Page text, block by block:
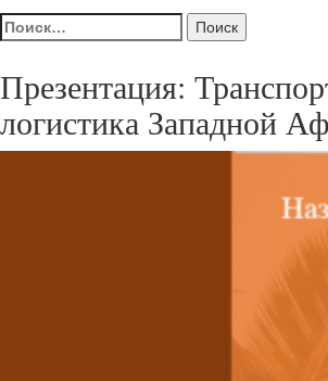
Найти:
Презентация:
логистика Западной